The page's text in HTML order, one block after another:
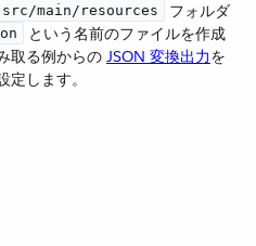
src/main/resources
​ フォルダ
​ という名前のファイルを作成
取る例からの JSON 変換出力​を
します。